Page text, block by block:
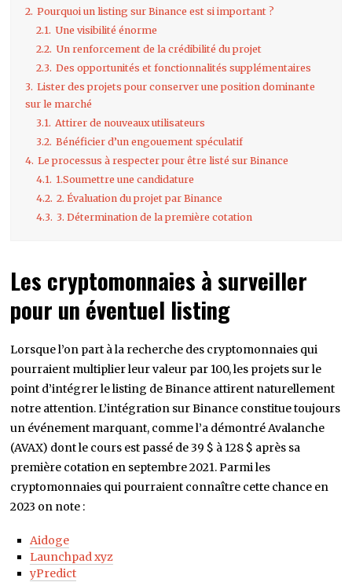
2. Pourquoi un listing sur Binance est si important ?
2.1. Une visibilité énorme
2.2. Un renforcement de la crédibilité du projet
2.3. Des opportunités et fonctionnalités supplémentaires
3. Lister des projets pour conserver une position dominante
sur le marché
3.1. Attirer de nouveaux utilisateurs
3.2. Bénéficier d’un engouement spéculatif
4. Le processus à respecter pour être listé sur Binance
4.1. 1.Soumettre une candidature
4.2. 2. Évaluation du projet par Binance
4.3. 3. Détermination de la première cotation
Les cryptomonnaies à surveiller
pour un éventuel listing
Lorsque l’on part à la recherche des cryptomonnaies qui
pourraient multiplier leur valeur par 100, les projets sur le
point d’intégrer le listing de Binance attirent naturellement
notre attention. L’intégration sur Binance constitue toujours
un événement marquant, comme l’a démontré Avalanche
(AVAX) dont le cours est passé de 39 $ à 128 $ après sa
première cotation en septembre 2021. Parmi les
cryptomonnaies qui pourraient connaître cette chance en
2023 on note :
Aidoge
Launchpad xyz
yPredict